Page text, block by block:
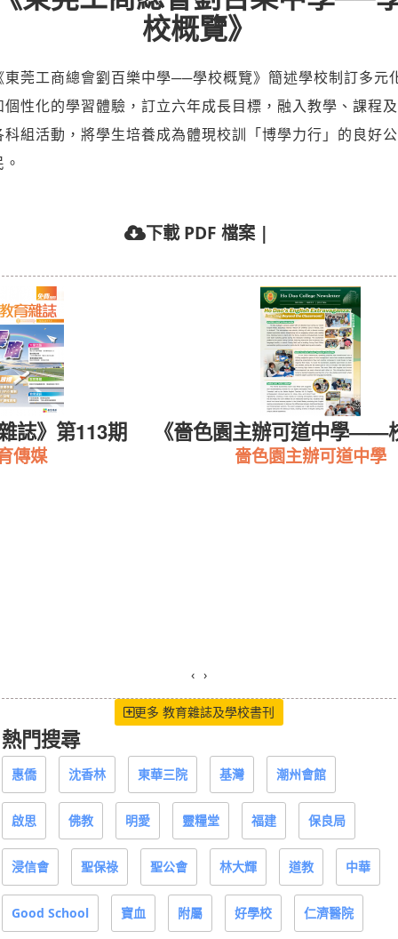
校概覽》
東莞工商總會劉百樂中學──學校概覽》簡述學校制訂多元
個性化的學習體驗，訂立六年成長目標，融入教學、課程及
科組活動，將學生培養成為體現校訓「博學力行」的良好公
下載 PDF 檔案 |
辦可道中學——校園報》
色園主辦可道中學
《東華三院馬
‹ ›
更多 教育雜誌及學校書刊
熱門搜尋
惠僑 沈香林 東華三院 基灣 潮州會館
啟思 佛教 明愛 靈糧堂 福建 保良局
浸信會 聖保祿 聖公會 林大輝 道教 中華
Good School 寶血 附屬 好學校 仁濟醫院